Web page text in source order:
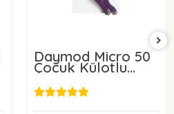
Daymod Micro 50
Çocuk Külotlu
Çorap
124,20 TL